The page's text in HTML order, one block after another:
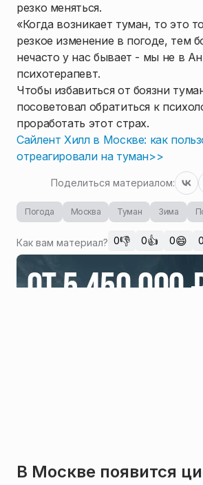
резко меняться.
«Когда возникает туман, то это
резкое изменение в погоде, тем
нечасто у нас бывает - мы не в
психотерапевт.
Чтобы избавиться от боязни
посоветовал обратиться к
проработать этот страх.
Сайлент Хилл в Москве: как
отреагировали на туман>>
Поделиться материалом:
Погода Москва Туман Зима
Как вам материал? 0👎 0👍 0😄 0
В Москве появится